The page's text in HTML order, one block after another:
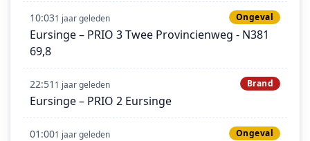
10:031 jaar geleden Ongeval
Eursinge – PRIO 3 Twee Provincienweg - N381
69,8
22:51 1 jaar geleden Brand
Eursinge – PRIO 2 Eursinge
01:001 jaar geleden Ongeval